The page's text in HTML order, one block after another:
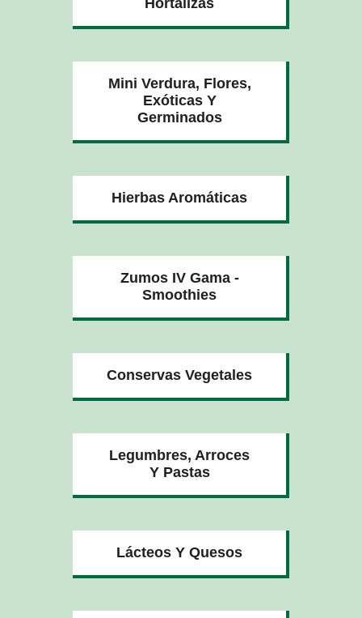
Mini Verdura, Flores,
Exóticas Y
Germinados
Hierbas Aromáticas
Zumos IV Gama -
Smoothies
Conservas Vegetales
Legumbres, Arroces
Y Pastas
Lácteos Y Quesos